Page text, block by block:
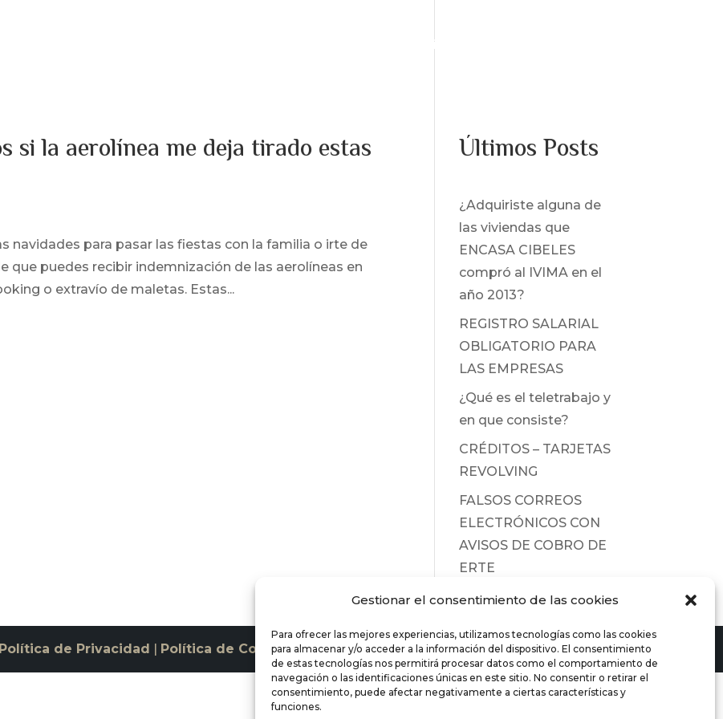
Gestionar el consentimiento de las cookies
Para ofrecer las mejores experiencias, utilizamos tecnologías como las cookies
para almacenar y/o acceder a la información del dispositivo. El consentimiento
de estas tecnologías nos permitirá procesar datos como el comportamiento de
navegación o las identificaciones únicas en este sitio. No consentir o retirar el
consentimiento, puede afectar negativamente a ciertas características y
funciones.
Servicios
si la aerolínea me deja tirado estas
navidades para pasar las fiestas con la familia o irte de
que puedes recibir indemnización de las aerolíneas en
o extravío de maletas. Estas...
Últimos Posts
¿Adquiriste alguna de
las viviendas que
ENCASA CIBELES
compró al IVIMA en el
año 2013?
REGISTRO SALARIAL
OBLIGATORIO PARA
LAS EMPRESAS
¿Qué es el teletrabajo y
en que consiste?
CRÉDITOS – TARJETAS
REVOLVING
FALSOS CORREOS
ELECTRÓNICOS CON
AVISOS DE COBRO DE
ERTE
de Privacidad | Política de Cookies